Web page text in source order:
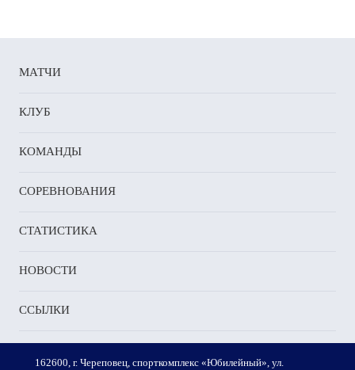
МАТЧИ
КЛУБ
КОМАНДЫ
СОРЕВНОВАНИЯ
СТАТИСТИКА
НОВОСТИ
ССЫЛКИ
162600, г. Череповец, спорткомплекс «Юбилейный», ул.